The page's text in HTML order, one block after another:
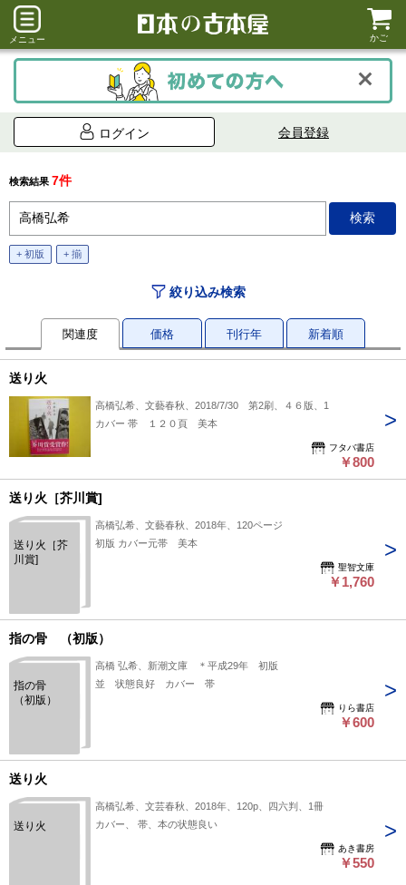
メニュー かご
ログイン 会員登録
検索結果 7件
+ 初版 + 揃
絞り込み検索
関連度 価格 刊行年 新着順
送り火
高橋弘希、文藝春秋、2018/7/30 第2刷、４６版、1
カバー 帯 １２０頁 美本
フタバ書店
￥800
送り火［芥川賞]
送り火［芥
川賞]
高橋弘希、文藝春秋、2018年、120ページ
初版 カバー元帯 美本
聖智文庫
￥1,760
指の骨 （初版）
指の骨
（初版）
高橋 弘希、新潮文庫 ＊平成29年 初版
並 状態良好 カバー 帯
りら書店
￥600
送り火
送り火
高橋弘希、文芸春秋、2018年、120p、四六判、1冊
カバー、 帯、本の状態良い
あき書房
￥550